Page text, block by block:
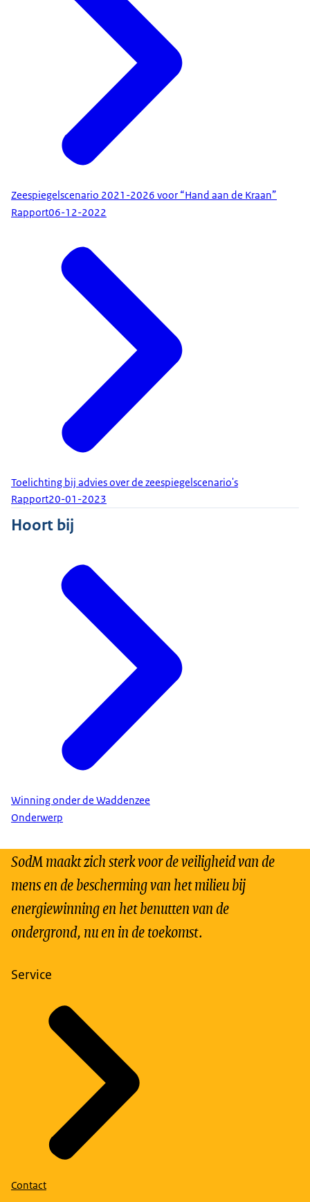
Zeespiegelscenario 2021-2026 voor “Hand aan de Kraan”
Rapport06-12-2022
Toelichting bij advies over de zeespiegelscenario's
Rapport20-01-2023
Hoort bij
Winning onder de Waddenzee
Onderwerp
SodM maakt zich sterk voor de veiligheid van de
mens en de bescherming van het milieu bij
energiewinning en het benutten van de
ondergrond, nu en in de toekomst.
Service
Contact